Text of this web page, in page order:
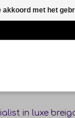
in luxe
akkoord met het